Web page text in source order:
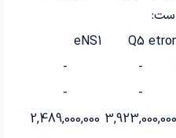
Q5
eNS1
-
-
-
-
3,923,000,000
2,489,000,000